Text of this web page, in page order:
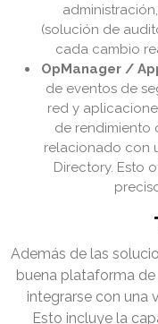
(solución de
cada cambio
OpManager /
de eventos de
red y
de rendimiento
relacionado con
Directory. Esto
Además de las
buena plataforma
integrarse con una
Esto incluye la